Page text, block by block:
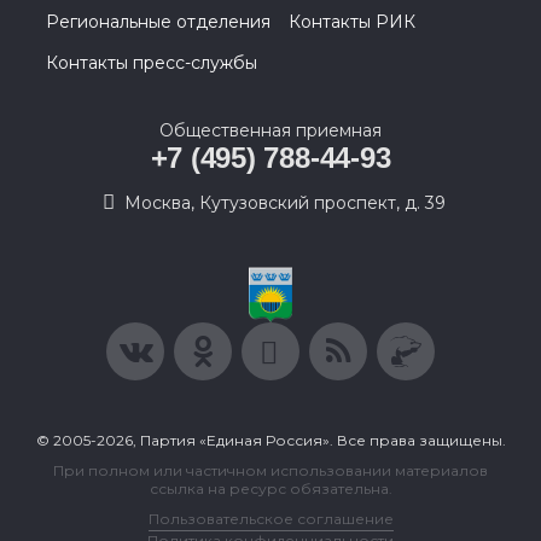
Региональные отделения
Контакты РИК
Контакты пресс-службы
Общественная приемная
+7 (495) 788-44-93
Москва, Кутузовский проспект, д. 39
© 2005-2026, Партия «Единая Россия». Все права защищены.
При полном или частичном использовании материалов
ссылка на ресурс обязательна.
Пользовательское соглашение